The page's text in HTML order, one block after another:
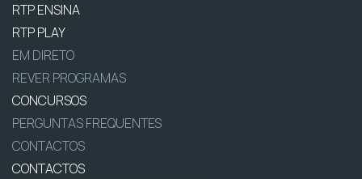
RTP ENSINA
RTP PLAY
EM DIRETO
REVER PROGRAMAS
CONCURSOS
PERGUNTAS FREQUENTES
CONTACTOS
CONTACTOS